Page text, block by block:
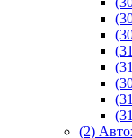
(2)